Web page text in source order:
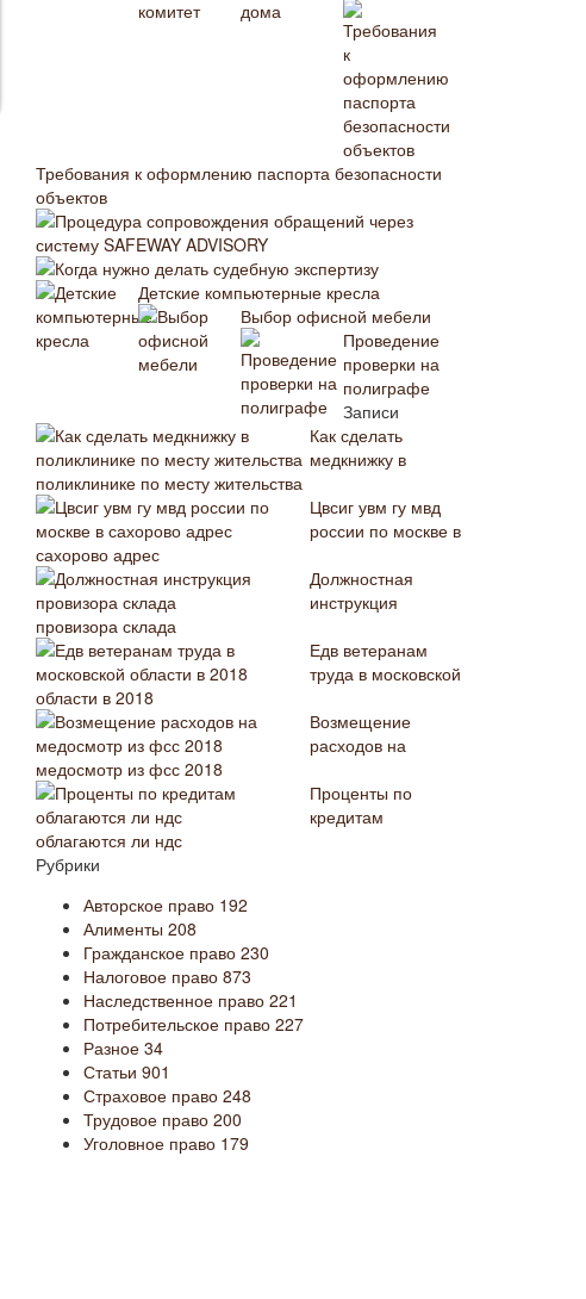
Требования к оформлению паспорта безопасности
объектов
Процедура сопровождения обращений через
систему SAFEWAY ADVISORY
Когда нужно делать судебную экспертизу
Детские компьютерные кресла
Выбор офисной мебели
Проведение
проверки на
полиграфе
Записи
Как сделать
медкнижку в
поликлинике по месту жительства
Цвсиг увм гу мвд
россии по москве в
сахорово адрес
Должностная
инструкция
провизора склада
Едв ветеранам
труда в московской
области в 2018
Возмещение
расходов на
медосмотр из фсс 2018
Проценты по
кредитам
облагаются ли ндс
Рубрики
Авторское право 192
Алименты 208
Гражданское право 230
Налоговое право 873
Наследственное право 221
Потребительское право 227
Разное 34
Статьи 901
Страховое право 248
Трудовое право 200
Уголовное право 179